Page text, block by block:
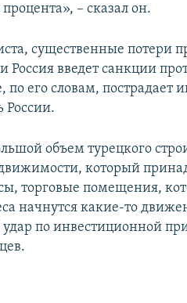
– сказал он.
существенные потери
Россия введет санкции
по его словам, пострадает
России.
объем турецкого
который
торговые помещения,
начнутся какие-то
по инвестиционной